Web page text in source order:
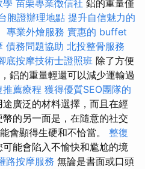
學 苗栗專業徵信社 鋁的重量僅
胞證辦理地點 提升自信魅力的
專業外燴服務 實惠的 buffet
債務問題協助 北投整骨服務
底按摩技術士證照班 除了方便
鋁的重量輕還可以減少運輸過
推薦療程 獲得優質SEO團隊的
廣泛的材料選擇，而且在經
的另一面是，在隨意的社交
會顯得生硬和不恰當。 整復
能會陷入不愉快和尷尬的境
路按摩服務 無論是書面或口頭